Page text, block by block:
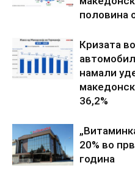
половина
Кризата
намали
36,2%
20% во
година